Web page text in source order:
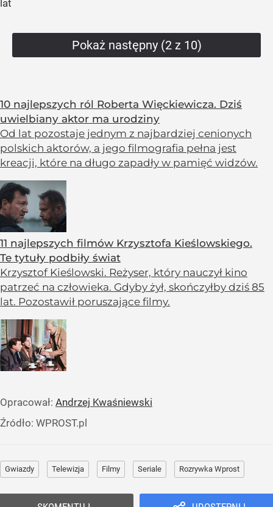
lat
Pokaż następny (2 z 10)
10 najlepszych ról Roberta Więckiewicza. Dziś
uwielbiany aktor ma urodziny
Od lat pozostaje jednym z najbardziej cenionych
polskich aktorów, a jego filmografia pełna jest
kreacji, które na długo zapadły w pamięć widzów.
11 najlepszych filmów Krzysztofa Kieślowskiego.
Te tytuły podbiły świat
Krzysztof Kieślowski. Reżyser, który nauczył kino
patrzeć na człowieka. Gdyby żył, skończyłby dziś 85
lat. Pozostawił poruszające filmy.
Opracował: Andrzej Kwaśniewski
Źródło: WPROST.pl
Gwiazdy Telewizja Filmy Seriale Rozrywka Wprost